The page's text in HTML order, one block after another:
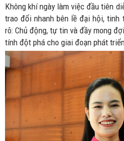
Không khí ngày làm việc đầu tiên
trao đổi nhanh bên lề đại hội,
rõ: Chủ động, tự tin và đầy mong
tính đột phá cho giai đoạn phát